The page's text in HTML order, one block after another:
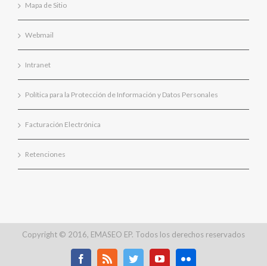
Mapa de Sitio
Webmail
Intranet
Política para la Protección de Información y Datos Personales
Facturación Electrónica
Retenciones
Copyright © 2016, EMASEO EP. Todos los derechos reservados
Facebook
Rss TwitterYoutubeFlickr